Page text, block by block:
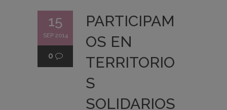
15
SEP 2014
0
PARTICIPAM
OS EN
TERRITORIO
S
SOLIDARIOS